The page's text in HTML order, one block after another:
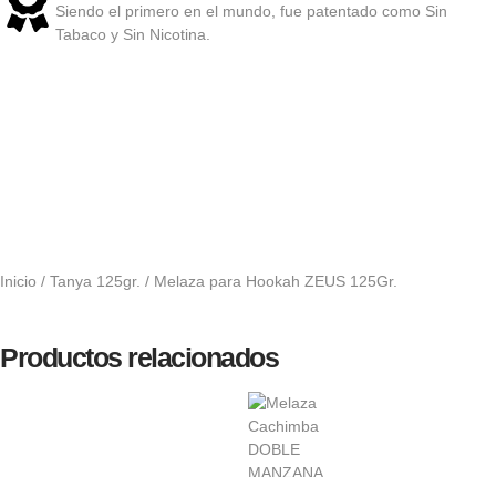
Siendo el primero en el mundo, fue patentado como Sin
Tabaco y Sin Nicotina.
Inicio / Tanya 125gr. / Melaza para Hookah ZEUS 125Gr.
Productos relacionados